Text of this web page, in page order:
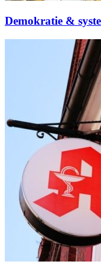
Demokratie &